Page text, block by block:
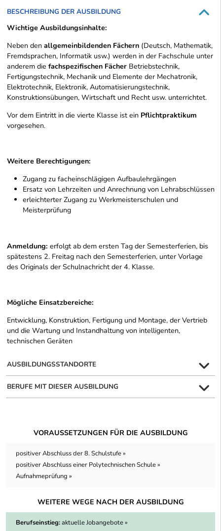
BESCHREIBUNG DER AUSBILDUNG
Wichtige Ausbildungsinhalte:
Neben den allgemeinbildenden Fächern (Deutsch, Mathematik,
Fremdsprachen, Informatik usw.) werden in der Fachschule unter
anderem die fachspezifischen Fächer Betriebstechnik,
Fertigungstechnik, Mechanik und Elemente der Mechatronik,
Elektrotechnik, Elektronik, Automatisierungstechnik,
Konstruktionsübungen, Wirtschaft und Recht usw. unterrichtet.
Vor dem Eintritt in die vierte Klasse ist ein Pflichtpraktikum
vorgesehen.
Weitere Berechtigungen:
Zugang zu facheinschlägigen Aufbaulehrgängen
Ersatz von Lehrzeiten und Anrechnung von Lehrabschlüssen
erleichterter Zugang zu Werkmeisterschulen und
Meisterprüfung
Anmeldung: erfolgt ab dem ersten Tag der Semesterferien, bis
spätestens 2. Freitag nach den Semesterferien, unter Vorlage
des Originals der Schulnachricht der 4. Klasse.
Mögliche Einsatzbereiche:
Entwicklung, Konstruktion, Fertigung und Montage, der Vertrieb
und die Wartung und Instandhaltung von intelligenten,
technischen Geräten
AUSBILDUNGSSTANDORTE
BERUFE MIT DIESER AUSBILDUNG
VORAUSSETZUNGEN FÜR DIE AUSBILDUNG
positiver Abschluss der 8. Schulstufe »
positiver Abschluss einer Polytechnischen Schule »
Aufnahmeprüfung »
WEITERE WEGE NACH DER AUSBILDUNG
Berufseinstieg:aktuelle Jobangebote »